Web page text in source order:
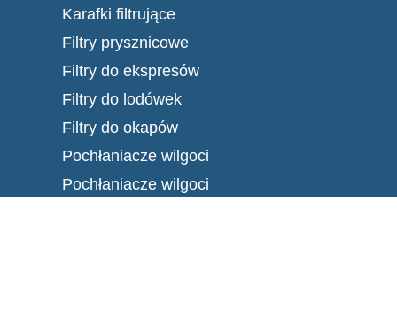
Karafki filtrujące
Filtry prysznicowe
Filtry do ekspresów
Filtry do lodówek
Filtry do okapów
Pochłaniacze wilgoci
Pochłaniacze wilgoci